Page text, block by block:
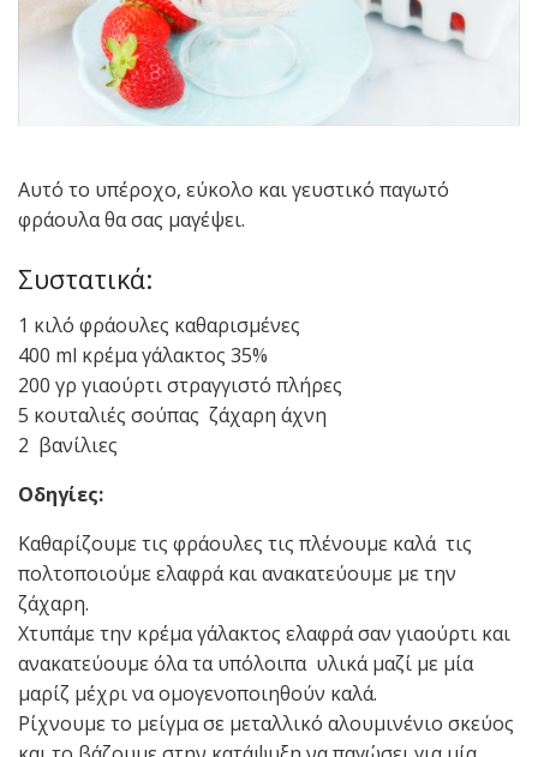
Αυτό το υπέροχο, εύκολο και γευστικό παγωτό
φράουλα θα σας μαγέψει.
Συστατικά:
1 κιλό φράουλες καθαρισμένες
400 ml κρέμα γάλακτος 35%
200 γρ γιαούρτι στραγγιστό πλήρες
5 κουταλιές σούπας ζάχαρη άχνη
2 βανίλιες
Οδηγίες:
Καθαρίζουμε τις φράουλες τις πλένουμε καλά τις
πολτοποιούμε ελαφρά και ανακατεύουμε με την
ζάχαρη.
Χτυπάμε την κρέμα γάλακτος ελαφρά σαν γιαούρτι και
ανακατεύουμε όλα τα υπόλοιπα υλικά μαζί με μία
μαρίζ μέχρι να ομογενοποιηθούν καλά.
Ρίχνουμε το μείγμα σε μεταλλικό αλουμινένιο σκεύος